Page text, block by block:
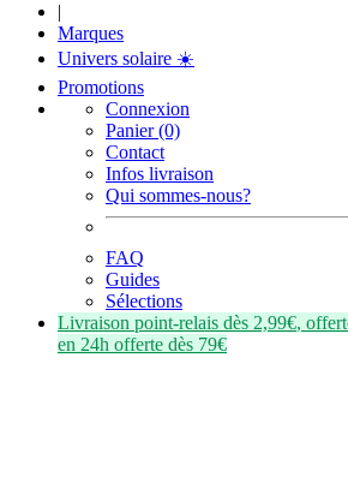
|
Marques
Univers solaire ☀️
Promotions
Connexion
Panier (0)
Contact
Infos livraison
Qui sommes-nous?
FAQ
Guides
Sélections
Livraison point-relais dès 2,99€,
en 24h offerte dès 79€